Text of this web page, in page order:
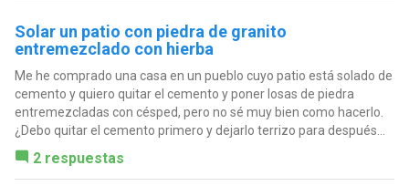
Solar un patio con piedra de granito
entremezclado con hierba
Me he comprado una casa en un pueblo cuyo patio está solado de
cemento y quiero quitar el cemento y poner losas de piedra
entremezcladas con césped, pero no sé muy bien como hacerlo.
¿Debo quitar el cemento primero y dejarlo terrizo para después...
2 respuestas